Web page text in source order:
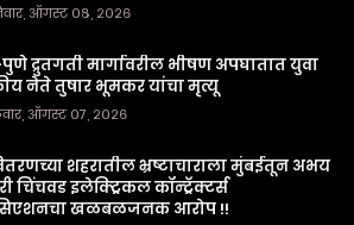
ऑगस्ट ०८, २०२६
द्रुतगती मार्गावरील भीषण अपघातात युवा
नेते तुषार भूमकर यांचा मृत्यू
ऑगस्ट ०७, २०२६
शहरातील भ्रष्टाचाराला मुंबईतून अभय
चिंचवड इलेक्ट्रिकल कॉन्ट्रॅक्टर्स
खळबळजनक आरोप !!